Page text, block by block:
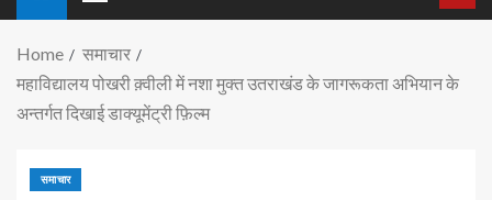
Home
समाचार
महाविद्यालय पोखरी क़्वीली में नशा मुक्त उतराखंड के जागरूकता अभियान के
अन्तर्गत दिखाई डाक्यूमेंट्री फ़िल्म
समाचार